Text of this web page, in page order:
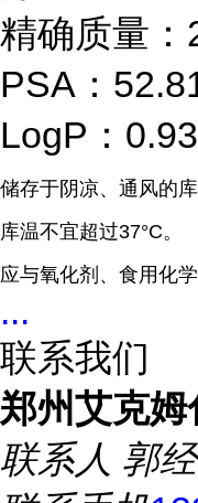
精确质量
PSA：
LogP：
储存于阴凉、通风的库
库温不宜超过37°C。
应与氧化剂、食用化
...
联系我们
郑州艾克姆
联系人 郭